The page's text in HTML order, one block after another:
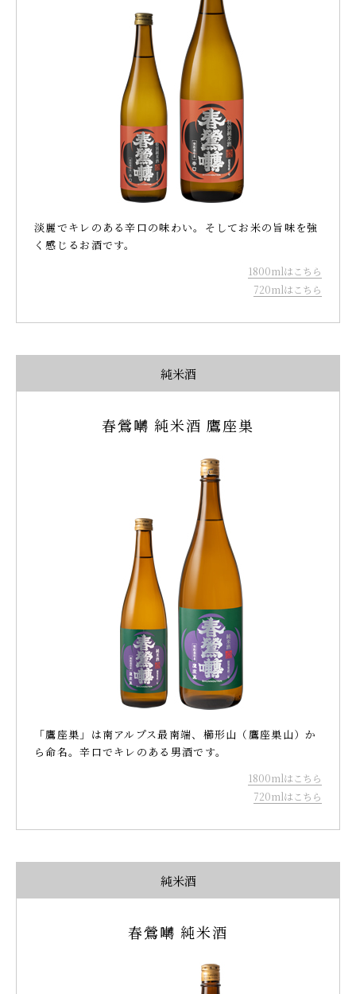
淡麗でキレのある辛口の味わい。そしてお米の旨味を強
く感じるお酒です。
1800mlはこちら
720mlはこちら
純米酒
春鶯囀 純米酒 鷹座巣
「鷹座巣」は南アルプス最南端、櫛形山（鷹座巣山）か
ら命名。辛口でキレのある男酒です。
1800mlはこちら
720mlはこちら
純米酒
春鶯囀 純米酒